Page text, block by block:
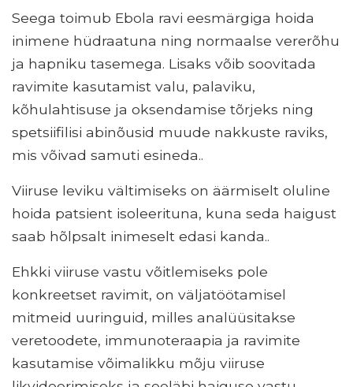
Seega toimub Ebola ravi eesmärgiga hoida
inimene hüdraatuna ning normaalse vererõhu
ja hapniku tasemega. Lisaks võib soovitada
ravimite kasutamist valu, palaviku,
kõhulahtisuse ja oksendamise tõrjeks ning
spetsiifilisi abinõusid muude nakkuste raviks,
mis võivad samuti esineda..
Viiruse leviku vältimiseks on äärmiselt oluline
hoida patsient isoleerituna, kuna seda haigust
saab hõlpsalt inimeselt edasi kanda..
Ehkki viiruse vastu võitlemiseks pole
konkreetset ravimit, on väljatöötamisel
mitmeid uuringuid, milles analüüsitakse
veretoodete, immunoteraapia ja ravimite
kasutamise võimalikku mõju viiruse